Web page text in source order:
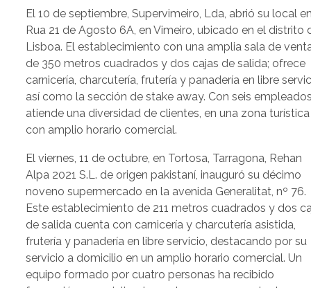
El 10 de septiembre, Supervimeiro, Lda, abrió su local
Rua 21 de Agosto 6A, en Vimeiro, ubicado en el distrito
Lisboa. El establecimiento con una amplia sala de
de 350 metros cuadrados y dos cajas de salida; ofrece
carnicería, charcutería, frutería y panadería en libre
así como la sección de stake away. Con seis
atiende una diversidad de clientes, en una zona
con amplio horario comercial.
El viernes, 11 de octubre, en Tortosa, Tarragona, Rehan
Alpa 2021 S.L. de origen pakistaní, inauguró su décimo
noveno supermercado en la avenida Generalitat, nº 76.
Este establecimiento de 211 metros cuadrados y dos
de salida cuenta con carnicería y charcutería asistida,
frutería y panadería en libre servicio, destacando por su
servicio a domicilio en un amplio horario comercial. Un
equipo formado por cuatro personas ha recibido